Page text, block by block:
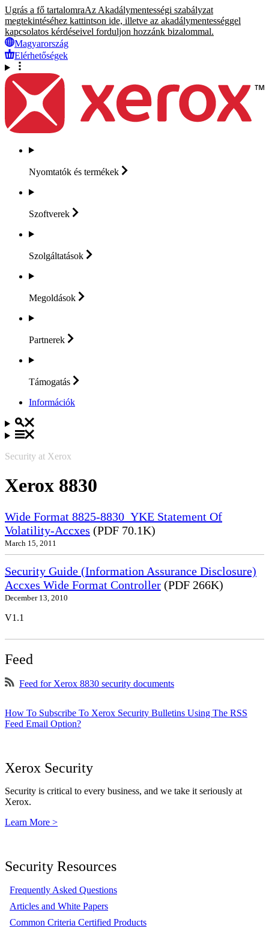
Ugrás a fő tartalomraAz Akadálymentességi szabályzat
megtekintéséhez kattintson ide, illetve az akadálymentességgel
kapcsolatos kérdéseivel forduljon hozzánk bizalommal.
Magyarország
Elérhetőségek
Nyomtatók és termékek
Szoftverek
Szolgáltatások
Megoldások
Partnerek
Támogatás
Információk
Security at Xerox
Xerox 8830
Wide Format 8825-8830_YKE Statement Of
Volatility-Accxes (PDF 70.1K)
March 15, 2011
Security Guide (Information Assurance Disclosure)
Accxes Wide Format Controller (PDF 266K)
December 13, 2010
V1.1
Feed
Feed for Xerox 8830 security documents
How To Subscribe To Xerox Security Bulletins Using The RSS
Feed Email Option?
Xerox Security
Security is critical to every business, and we take it seriously at
Xerox.
Learn More >
Security Resources
Frequently Asked Questions
Articles and White Papers
Common Criteria Certified Products